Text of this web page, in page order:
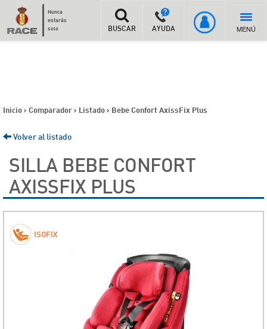
Nunca
estarás
solo
BUSCAR AYUDA MENÚ
Inicio > Comparador > Listado > Bebe Confort AxissFix Plus
Volver al listado
SILLA BEBE CONFORT
AXISSFIX PLUS
ISOFIX